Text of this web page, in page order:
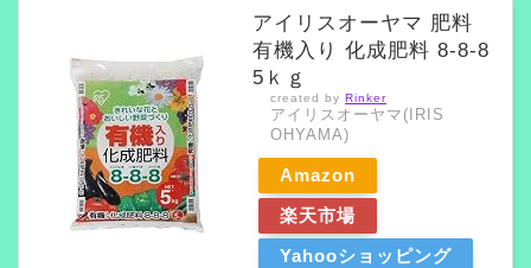
アイリスオーヤマ 肥料
有機入り 化成肥料 8-8-8
5ｋｇ
created by Rinker
アイリスオーヤマ(IRIS
OHYAMA)
Amazon
楽天市場
Yahooショッピング